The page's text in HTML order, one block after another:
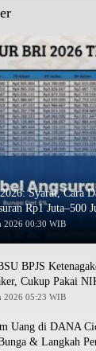
Syarat, Cara
Rp1 Juta–500
2026 00:30 WIB
BPJS
Cukup Pakai
2026 05:23 WIB
Uang di DANA
& Langkah